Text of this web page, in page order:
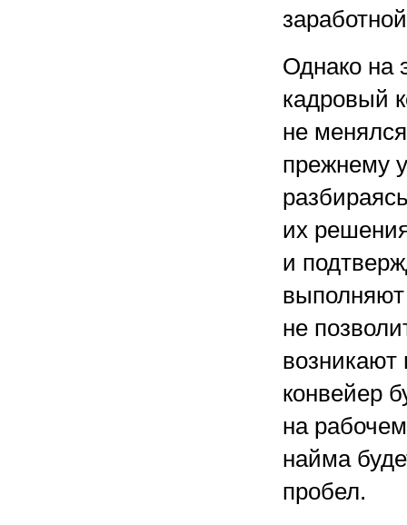
Однако на
кадровый
не
прежнему
их
и
выполняют
не
конвейер
на
найма
пробел.